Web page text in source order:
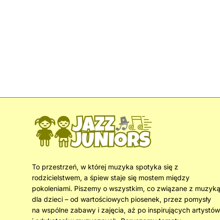
To przestrzeń, w której muzyka spotyka się z
rodzicielstwem, a śpiew staje się mostem między
pokoleniami. Piszemy o wszystkim, co związane z muzyką
dla dzieci – od wartościowych piosenek, przez pomysły
na wspólne zabawy i zajęcia, aż po inspirujących artystów